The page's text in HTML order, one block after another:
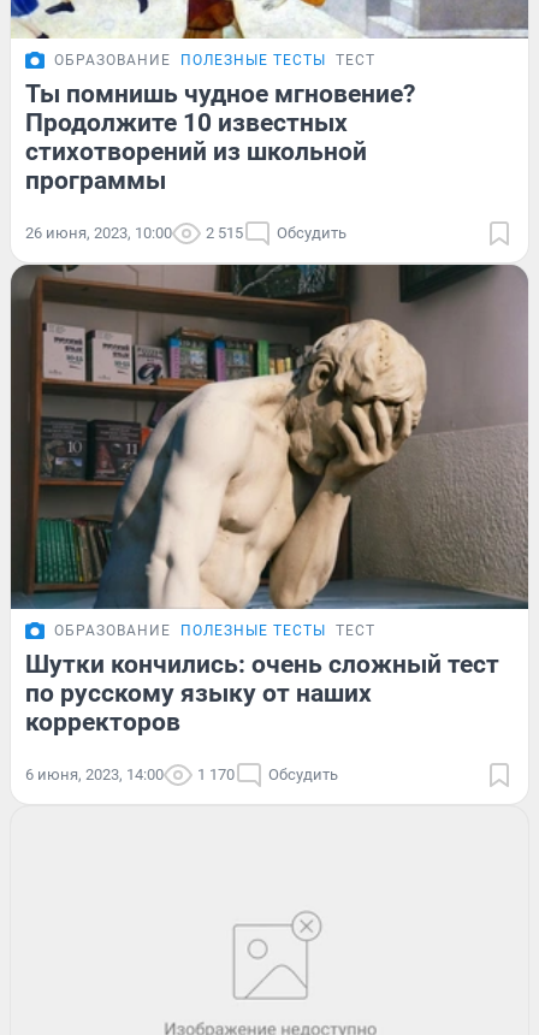
ОБРАЗОВАНИЕ ПОЛЕЗНЫЕ ТЕСТЫ ТЕСТ
Ты помнишь чудное мгновение?
Продолжите 10 известных
стихотворений из школьной
программы
26 июня, 2023, 10:00 2 515 Обсудить
ОБРАЗОВАНИЕ ПОЛЕЗНЫЕ ТЕСТЫ ТЕСТ
Шутки кончились: очень сложный тест
по русскому языку от наших
корректоров
6 июня, 2023, 14:00 1 170 Обсудить